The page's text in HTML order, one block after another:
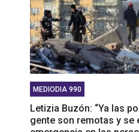
MEDIODIA 990
Letizia Buzón: “Ya las
gente son remotas y se